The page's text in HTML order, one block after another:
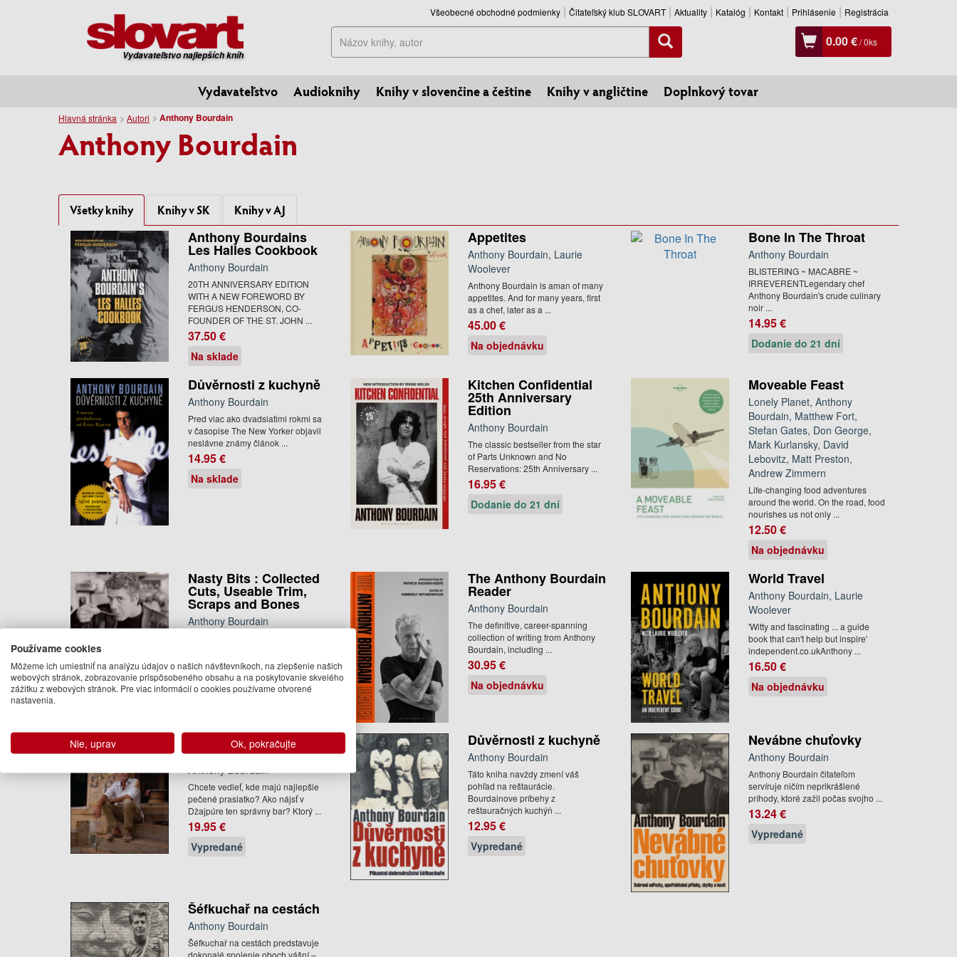
Vydavateľstvo najlepších kníh
Všeobecné obchodné podmienky Čitateľský klub SLOVART Aktuality Katalóg Kontakt Prihlásenie Registrácia
Hľadať 0.00 €/0ks
Vydavateľstvo Audioknihy Knihy v slovenčine a češtine Knihy v angličtine Doplnkový tovar
Hlavná stránka Autori Anthony Bourdain
Anthony Bourdain
Všetky knihy Knihy v SK Knihy v AJ
Anthony Bourdains
Les Halles Cookbook
Anthony Bourdain
20TH ANNIVERSARY EDITION
WITH A NEW FOREWORD BY
FERGUS HENDERSON, CO-
FOUNDER OF THE ST. JOHN ...
37.50 €
Na sklade
Appetites
Anthony Bourdain, Laurie
Woolever
Anthony Bourdain is aman of many
appetites. And for many years, first
as a chef, later as a ...
45.00 €
Na objednávku
Bone In The Throat
Anthony Bourdain
BLISTERING ~ MACABRE ~
IRREVERENTLegendary chef
Anthony Bourdain's crude culinary
noir ...
14.95 €
Dodanie do 21 dní
Důvěrnosti z kuchyně
Anthony Bourdain
Pred viac ako dvadsiatimi rokmi sa
v časopise The New Yorker objavil
neslávne známy článok ...
14.95 €
Na sklade
Kitchen Confidential
25th Anniversary
Edition
Anthony Bourdain
The classic bestseller from the star
of Parts Unknown and No
Reservations: 25th Anniversary ...
16.95 €
Dodanie do 21 dní
Moveable Feast
Lonely Planet, Anthony
Bourdain, Matthew Fort,
Stefan Gates, Don George,
Mark Kurlansky, David
Lebovitz, Matt Preston,
Andrew Zimmern
Life-changing food adventures
around the world. On the road, food
nourishes us not only ...
12.50 €
Na objednávku
Nasty Bits : Collected
Cuts, Useable Trim,
Scraps and Bones
Anthony Bourdain
journalism. Containing ...
18.95 €
Na objednávku
The Anthony Bourdain
Reader
Anthony Bourdain
The definitive, career-spanning
collection of writing from Anthony
Bourdain, including ...
30.95 €
Na objednávku
World Travel
Anthony Bourdain, Laurie
Woolever
'Witty and fascinating ... a guide
book that can't help but inspire'
independent.co.ukAnthony ...
16.50 €
Na objednávku
Bez servítku. Vidět,
sníst a umřít.
Anthony Bourdain
Chcete vedieť, kde majú najlepšie
pečené prasiatko? Ako nájsť v
Džajpúre ten správny bar? Ktorý ...
19.95 €
Vypredané
Důvěrnosti z kuchyně
Anthony Bourdain
Táto kniha navždy zmení váš
pohľad na reštaurácie.
Bourdainove príbehy z
reštauračných kuchýň ...
12.95 €
Vypredané
Nevábne chuťovky
Anthony Bourdain
Anthony Bourdain čitateľom
servíruje ničím neprikrášlené
príhody, ktoré zažil počas svojho ...
13.24 €
Vypredané
Šéfkuchař na cestách
Anthony Bourdain
Šéfkuchař na cestách predstavuje
dokonalé spojenie oboch vášní –
Používame cookies
Môžeme ich umiestniť na analýzu údajov o našich návštevníkoch, na zlepšenie našich
webových stránok, zobrazovanie prispôsobeného obsahu a na poskytovanie skvelého
zážitku z webových stránok. Pre viac informácií o cookies používame otvorené
nastavenia.
Nie, uprav Ok, pokračujte